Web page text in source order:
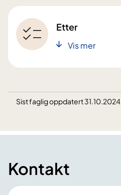
Etter
Vis mer
Sist faglig oppdatert 31.10.2024
Kontakt